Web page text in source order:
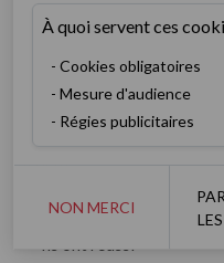
Inscription
Devenez membre V.I.P
Consulter les castings
Enfants & ados
Devenez recruteur
Rechercher un artiste
Les derniers books
À quoi servent ces
Cookies obligatoires
Mesure d'audience
Régies publicitaires
NON MERCI